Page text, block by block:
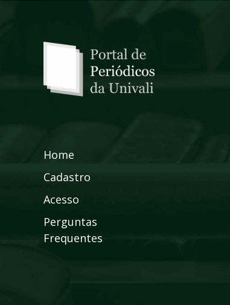
Home
Cadastro
Acesso
Perguntas
Frequentes